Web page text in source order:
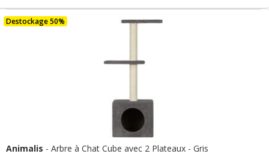
final
18.39€
Destockage 50%
Animalis - Arbre à Chat Cube avec 2 Plateaux - Gris